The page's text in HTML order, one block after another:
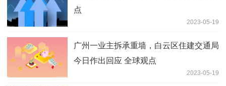
点
2023-05-19
广州一业主拆承重墙，白云区住建交通局
今日作出回应 全球观点
2023-05-19